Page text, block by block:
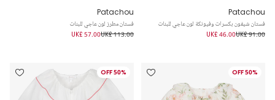
Patachou
فستان شيفون بكسرات وفيونكة لون عاجي للبنات
UK£ 91.00
UK£ 46.00
Patachou
فستان مطرز لون عاجي للبنات
UK£ 113.00
UK£ 57.00
50% OFF
50% OFF